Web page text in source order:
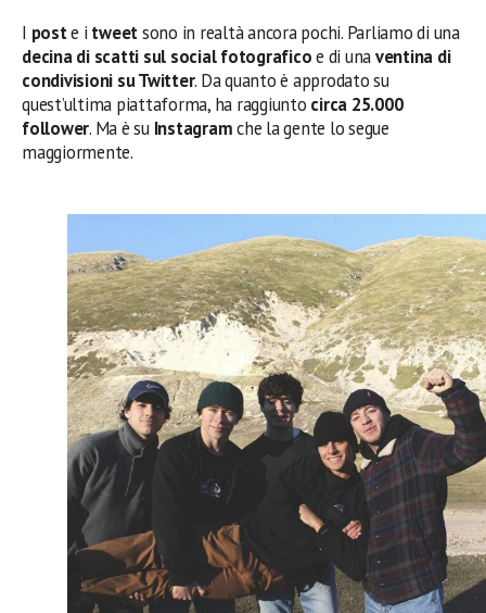
I poste i tweetsono in realtà ancora pochi. Parliamo di una
decina di scatti sul social fotograficoe di unaventina di
condivisioni su Twitter. Da quanto è approdato su
quest’ultima piattaforma, ha raggiunto circa 25.000
follower. Ma è su Instagramche la gente lo segue
maggiormente.